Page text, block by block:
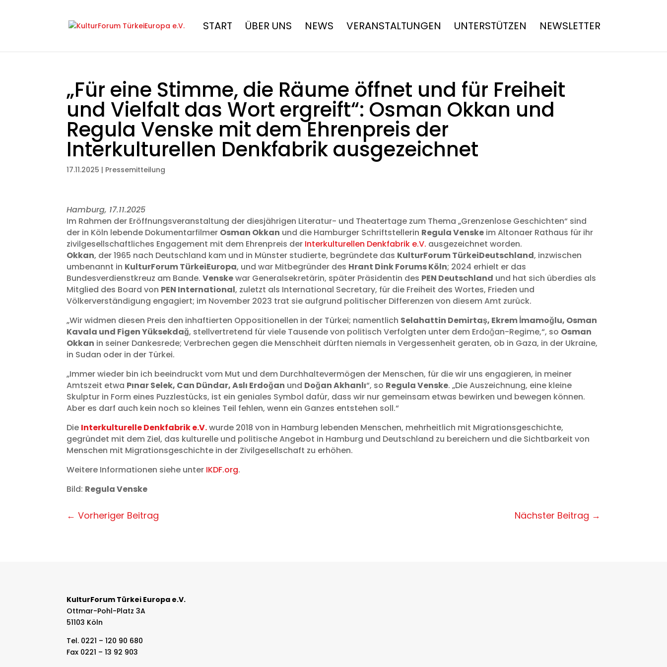
START ÜBER UNS NEWS VERANSTALTUNGEN UNTERSTÜTZEN NEWSLETTER
„Für eine Stimme, die Räume öffnet und für Freiheit
und Vielfalt das Wort ergreift“: Osman Okkan und
Regula Venske mit dem Ehrenpreis der
Interkulturellen Denkfabrik ausgezeichnet
17.11.2025 | Pressemitteilung
Hamburg, 17.11.2025
Im Rahmen der Eröffnungsveranstaltung der diesjährigen Literatur- und Theatertage zum Thema „Grenzenlose Geschichten“ sind
der in Köln lebende Dokumentarfilmer Osman Okkan und die Hamburger Schriftstellerin Regula Venske im Altonaer Rathaus für ihr
zivilgesellschaftliches Engagement mit dem Ehrenpreis der Interkulturellen Denkfabrik e.V. ausgezeichnet worden.
Okkan, der 1965 nach Deutschland kam und in Münster studierte, begründete das KulturForum TürkeiDeutschland, inzwischen
umbenannt in KulturForum TürkeiEuropa, und war Mitbegründer des Hrant Dink Forums Köln; 2024 erhielt er das
Bundesverdienstkreuz am Bande.Venskewar Generalsekretärin, später Präsidentin des PEN Deutschland und hat sich überdies als
Mitglied des Board von PEN International, zuletzt als International Secretary, für die Freiheit des Wortes, Frieden und
Völkerverständigung engagiert; im November 2023 trat sie aufgrund politischer Differenzen von diesem Amt zurück.
„Wir widmen diesen Preis den inhaftierten Oppositionellen in der Türkei; namentlich Selahattin Demirtaş, Ekrem İmamoğlu, Osman
Kavala und Figen Yüksekdağ, stellvertretend für viele Tausende von politisch Verfolgten unter dem Erdoğan-Regime,“, so Osman
Okkan in seiner Dankesrede; Verbrechen gegen die Menschheit dürften niemals in Vergessenheit geraten, ob in Gaza, in der Ukraine,
in Sudan oder in der Türkei.
„Immer wieder bin ich beeindruckt vom Mut und dem Durchhaltevermögen der Menschen, für die wir uns engagieren, in meiner
Amtszeit etwa Pınar Selek, Can Dündar, Aslı Erdoğan und Doğan Akhanlı“, so Regula Venske. „Die Auszeichnung, eine kleine
Skulptur in Form eines Puzzlestücks, ist ein geniales Symbol dafür, dass wir nur gemeinsam etwas bewirken und bewegen können.
Aber es darf auch kein noch so kleines Teil fehlen, wenn ein Ganzes entstehen soll.“
Die Interkulturelle Denkfabrik e.V.wurde 2018 von in Hamburg lebenden Menschen, mehrheitlich mit Migrationsgeschichte,
gegründet mit dem Ziel, das kulturelle und politische Angebot in Hamburg und Deutschland zu bereichern und die Sichtbarkeit von
Menschen mit Migrationsgeschichte in der Zivilgesellschaft zu erhöhen.
Weitere Informationen siehe unter IKDF.org.
Bild: Regula Venske
←Vorheriger Beitrag Nächster Beitrag →
KulturForum Türkei Europa e.V.
Ottmar-Pohl-Platz 3A
51103 Köln
Tel. 0221 – 120 90 680
Fax 0221 – 13 92 903